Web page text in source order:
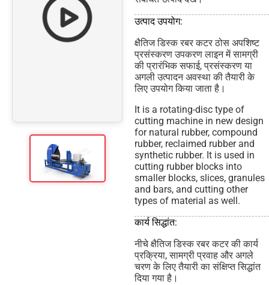
उत्पाद उपयोग:
क्षैतिज डिस्क रबर कटर ठोस अपशिष्ट
प्रसंस्करण उपकरण लाइन में सामग्री
की प्रारंभिक सफाई, प्रसंस्करण या
अगली उत्पादन अवस्था की तैयारी के
लिए उपयोग किया जाता है।
It is a rotating-disc type of
cutting machine in new design
for natural rubber, compound
rubber, reclaimed rubber and
synthetic rubber. It is used in
cutting rubber blocks into
smaller blocks, slices, granules
and bars, and cutting other
types of material as well.
कार्य सिद्धांत:
नीचे क्षैतिज डिस्क रबर कटर की कार्य
प्रक्रिया, सामग्री प्रवाह और अगले
चरण के लिए तैयारी का संक्षिप्त सिद्धांत
दिया गया है।